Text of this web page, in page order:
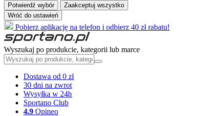
Potwierdź wybór
Zaakceptuj wszystko
Wróć do ustawień
Pobierz aplikację na telefon i odbierz 40 zł rabatu!
Wyszukaj po produkcie, kategorii lub marce
Dostawa od 0 zł
30 dni na zwrot
Wysyłka w 24h
Sportano Club
4.9 Opineo